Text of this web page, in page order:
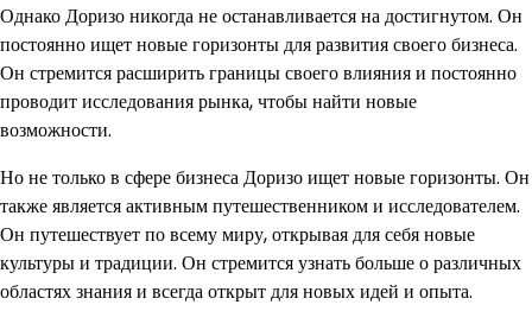
Однако Доризо никогда не останавливается на достигнутом. Он
постоянно ищет новые горизонты для развития своего бизнеса.
Он стремится расширить границы своего влияния и постоянно
проводит исследования рынка, чтобы найти новые
возможности.
Но не только в сфере бизнеса Доризо ищет новые горизонты. Он
также является активным путешественником и исследователем.
Он путешествует по всему миру, открывая для себя новые
культуры и традиции. Он стремится узнать больше о различных
областях знания и всегда открыт для новых идей и опыта.